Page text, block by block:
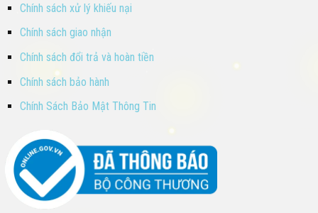
Chính sách xử lý khiếu nại
Chính sách giao nhận
Chính sách đổi trả và hoàn tiền
Chính sách bảo hành
Chính Sách Bảo Mật Thông Tin